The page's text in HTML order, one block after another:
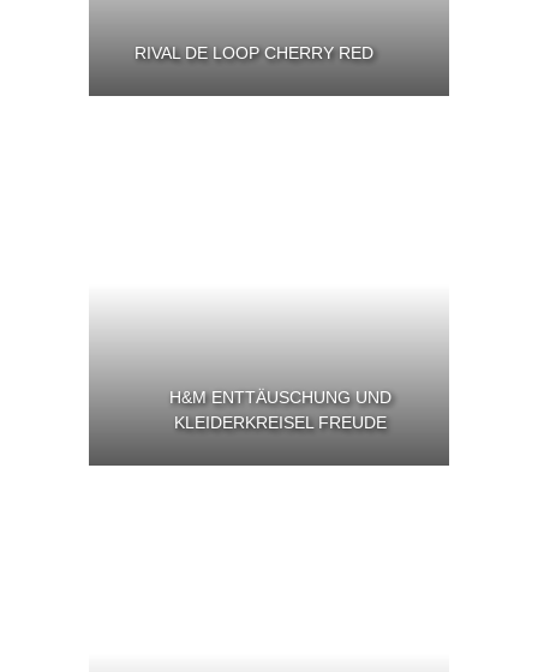
RIVAL DE LOOP CHERRY RED
H&M ENTTÄUSCHUNG UND
KLEIDERKREISEL FREUDE